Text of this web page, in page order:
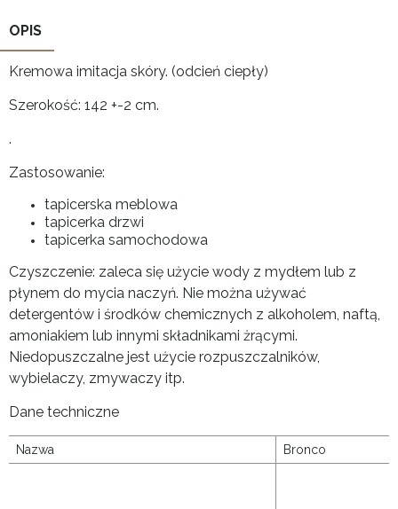
OPIS
Kremowa imitacja skóry. (odcień ciepły)
Szerokość: 142 +-2 cm.
.
Zastosowanie:
tapicerska meblowa
tapicerka drzwi
tapicerka samochodowa
Czyszczenie: zaleca się użycie wody z mydłem lub z
płynem do mycia naczyń. Nie można używać
detergentów i środków chemicznych z alkoholem, naftą,
amoniakiem lub innymi składnikami żrącymi.
Niedopuszczalne jest użycie rozpuszczalników,
wybielaczy, zmywaczy itp.
Dane techniczne
Nazwa Bronco